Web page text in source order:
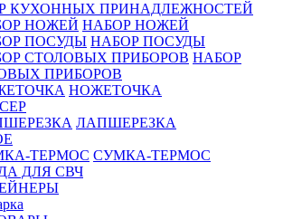
КУХОННЫХ ПРИНАДЛЕЖНОСТЕЙ
НАБОР НОЖЕЙ
НАБОР ПОСУДЫ
НАБОР
ПРИБОРОВ
НОЖЕТОЧКА
ЛАПШЕРЕЗКА
СУМКА-ТЕРМОС
ДЛЯ СВЧ